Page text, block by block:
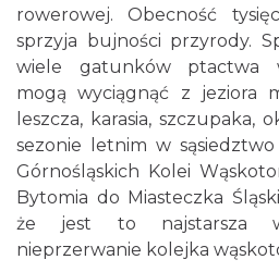
rowerowej. Obecność
sprzyja bujności przyrody.
wiele gatunków ptactwa
mogą wyciągnąć z jeziora
leszcza, karasia, szczupaka,
sezonie letnim w sąsiedztwo
Górnośląskich Kolei
Bytomia do Miasteczka
że jest to najstarsza
nieprzerwanie kolejka